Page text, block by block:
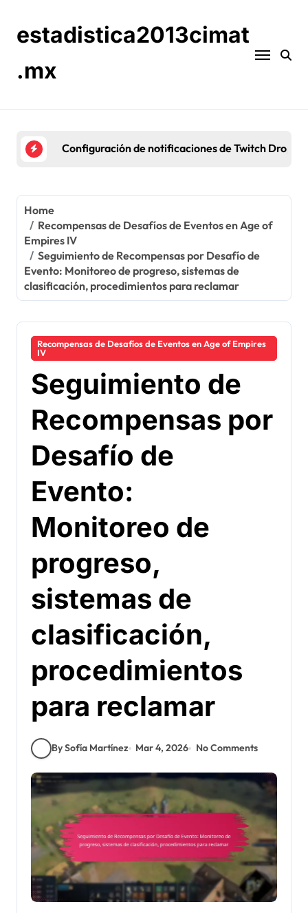
contentestadistica2013cimat
.mx
Configuración de notificaciones de Twitch Drops:
Home
Recompensas de Desafíos de Eventos en Age of
Empires IV
Seguimiento de Recompensas por Desafío de
Evento: Monitoreo de progreso, sistemas de
clasificación, procedimientos para reclamar
Recompensas de Desafíos de Eventos en Age of Empires
IV
Seguimiento de
Recompensas por
Desafío de
Evento:
Monitoreo de
progreso,
sistemas de
clasificación,
procedimientos
para reclamar
By Sofía Martínez Mar 4, 2026 No Comments